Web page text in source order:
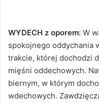
WYDECH z oporem: W
spokojnego oddychania
trakcie, której dochodzi
mięśni oddechowych.
biernym, w którym
wdechowych.